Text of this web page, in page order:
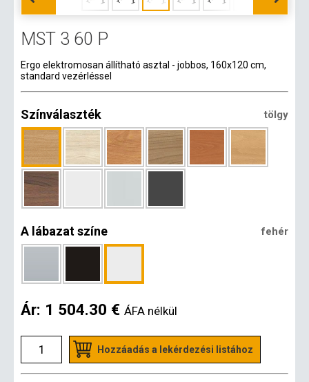
MST 3 60 P
Ergo elektromosan állítható asztal - jobbos, 160x120 cm,
standard vezérléssel
Színválaszték tölgy
A lábazat színe fehér
Ár: 1 504.30 € ÁFA nélkül
Hozzáadás a lekérdezési listához